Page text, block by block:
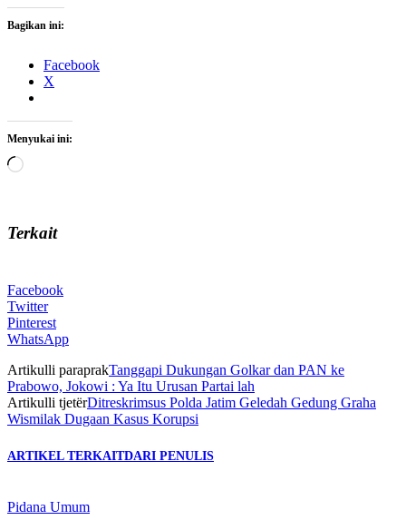
Bagikan ini:
Facebook
X
Menyukai ini:
Memuat...
Terkait
Facebook
Twitter
Pinterest
WhatsApp
Artikulli paraprakTanggapi Dukungan Golkar dan PAN ke
Prabowo, Jokowi : Ya Itu Urusan Partai lah
Artikulli tjetërDitreskrimsus Polda Jatim Geledah Gedung Graha
Wismilak Dugaan Kasus Korupsi
ARTIKEL TERKAITDARI PENULIS
Pidana Umum